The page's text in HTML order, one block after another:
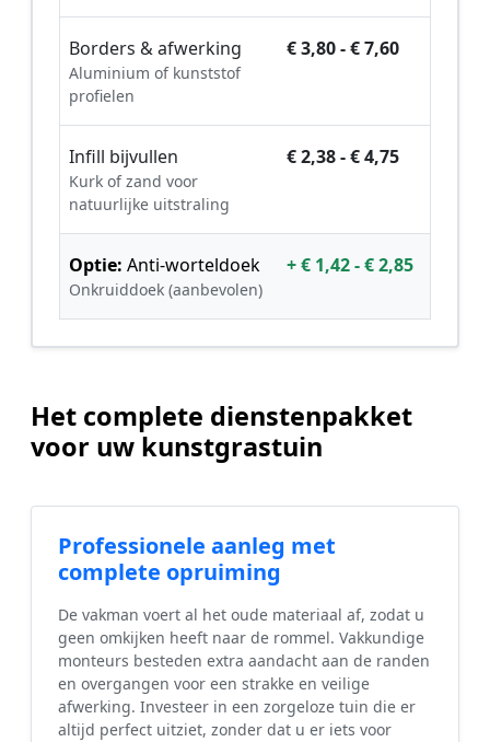
Borders & afwerking
Aluminium of kunststof
profielen
€ 3,80 - € 7,60
Infill bijvullen
Kurk of zand voor
natuurlijke uitstraling
€ 2,38 - € 4,75
Optie: Anti-worteldoek
Onkruiddoek (aanbevolen)
+ € 1,42 - € 2,85
Het complete dienstenpakket
voor uw kunstgrastuin
Professionele aanleg met
complete opruiming
De vakman voert al het oude materiaal af, zodat u
geen omkijken heeft naar de rommel. Vakkundige
monteurs besteden extra aandacht aan de randen
en overgangen voor een strakke en veilige
afwerking. Investeer in een zorgeloze tuin die er
altijd perfect uitziet, zonder dat u er iets voor